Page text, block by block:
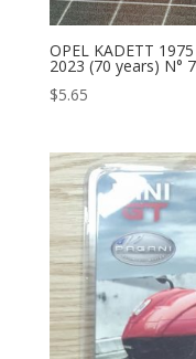
OPEL KADETT
2023 (70 years) N°
$5.65